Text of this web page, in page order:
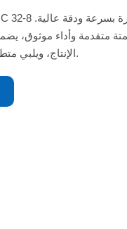
متقدمة وأداء موثوق،
الإنتاج، ويلبي متطلبات مصانع البيرة الكبيرة.